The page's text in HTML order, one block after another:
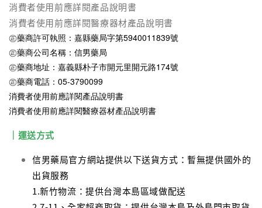
消費者使用前應詳閱產品說明書
消費者使用前應詳閱醫療器材產品說明書
㊣藥商許可執照：嘉縣藥局字第5940011839號
㊣藥商公司名稱：信男藥局
㊣藥商地址：嘉義縣朴子市開元里開元路174號
㊣藥商電話：05-3790099
消費者使用前應詳閱產品說明書
消費者使用前應詳閱醫療器材產品說明書
｜運送方式
信男藥局官方網站提供以下送貨方式：暫無提供國外的
出貨服務
1.新竹物流：提供台灣本島區域做配送